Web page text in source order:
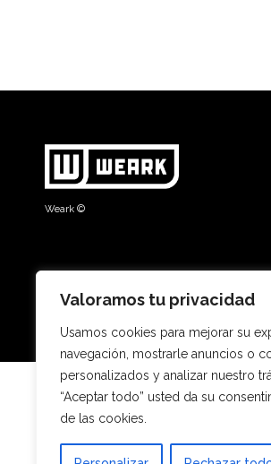
Valoramos tu privacidad
Usamos cookies para mejorar su
navegación, mostrarle anuncios o
personalizados y analizar nuestro
“Aceptar todo” usted da su
de las cookies.
Weark ©